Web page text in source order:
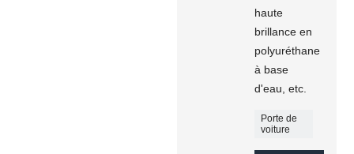
haute
brillance en
polyuréthane
à base
d'eau, etc.
Porte de
voiture